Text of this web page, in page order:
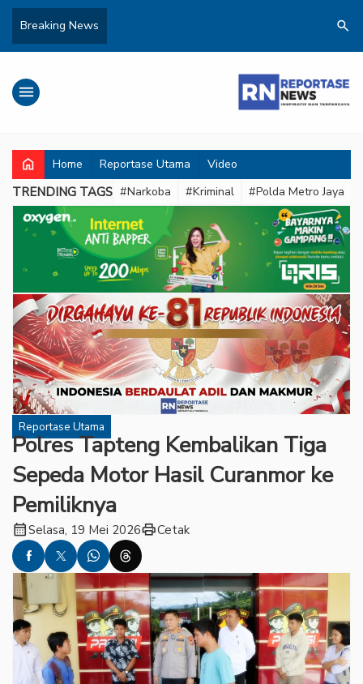
Breaking News search
menu
home Home Reportase Utama Video
TRENDING TAGS #Narkoba #Kriminal #Polda Metro Jaya
Reportase Utama
Polres Tapteng Kembalikan Tiga
Sepeda Motor Hasil Curanmor ke
Pemiliknya
calendar_monthSelasa, 19 Mei 2026printCetak